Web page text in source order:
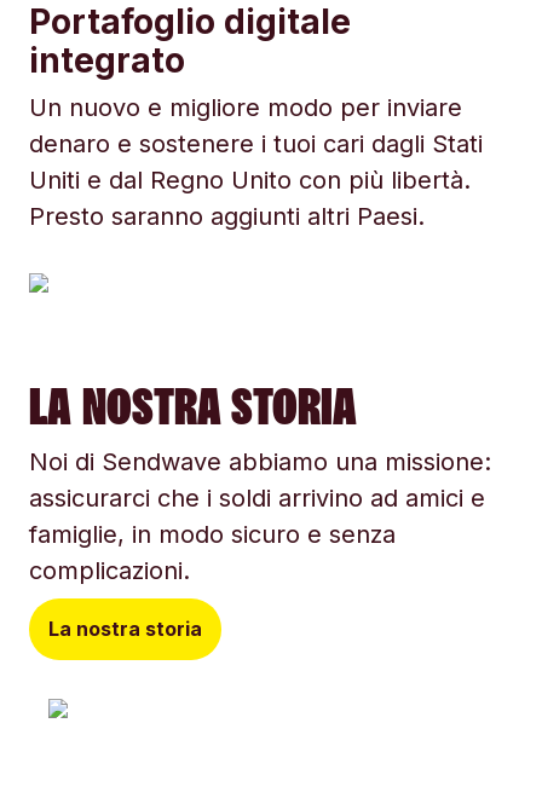
Portafoglio digitale
integrato
Un nuovo e migliore modo per inviare
denaro e sostenere i tuoi cari dagli Stati
Uniti e dal Regno Unito con più libertà.
Presto saranno aggiunti altri Paesi.
LA NOSTRA STORIA
Noi di Sendwave abbiamo una missione:
assicurarci che i soldi arrivino ad amici e
famiglie, in modo sicuro e senza
complicazioni.
La nostra storia